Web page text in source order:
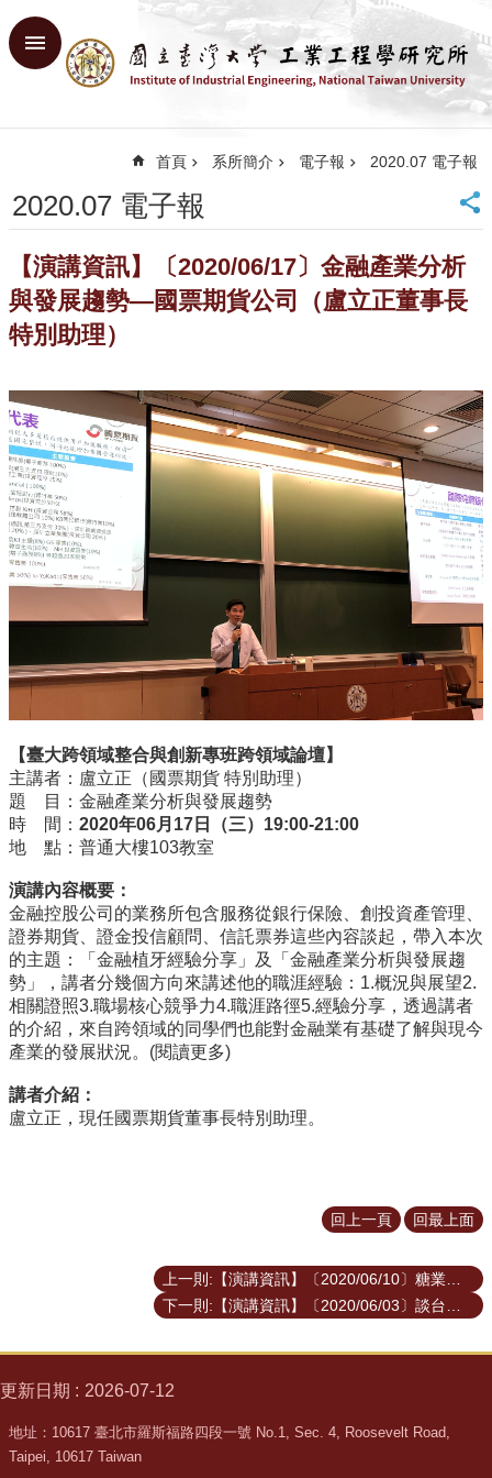
跳到主要內容區塊
進
首
頁
大
首
頁
網
導
覽
English
系
所
簡
介
程
介
教
研
究
系
員
入
學
道
學
生
專
區
款
區
首頁 系所簡介 電子報 2020.07 電子報
2020.07 電子報
【演講資訊】〔2020/06/17〕金融產業分析
與發展趨勢—國票期貨公司（盧立正董事長
特別助理）
【臺大跨領域整合與創新專班跨領域論壇】
主講者：盧立正（國票期貨 特別助理）
題 目：金融產業分析與發展趨勢
時 間： 2020年06月 17 日（三） 19:00-21:00
地 點：普通大樓103教室
演講內容概要：
金融控股公司的業務所包含服務從銀行保險、創投資產管理、
證券期貨、證金投信顧問、信託票券這些內容談起，帶入本次
的主題：「金融植牙經驗分享」及「金融產業分析與發展趨
勢」，講者分幾個方向來講述他的職涯經驗：1.概況與展望2.
相關證照3.職場核心競爭力4.職涯路徑5.經驗分享，透過講者
的介紹，來自跨領域的同學們也能對金融業有基礎了解與現今
產業的發展狀況。 (閱讀更多)
講者介紹：
盧立正，現任國票期貨董事長特別助理。
回上一頁 回最上面
更新日期 2026-07-12
地址：10617 臺北市羅斯福路四段一號 No.1, Sec. 4, Roosevelt Road,
Taipei, 10617 Taiwan